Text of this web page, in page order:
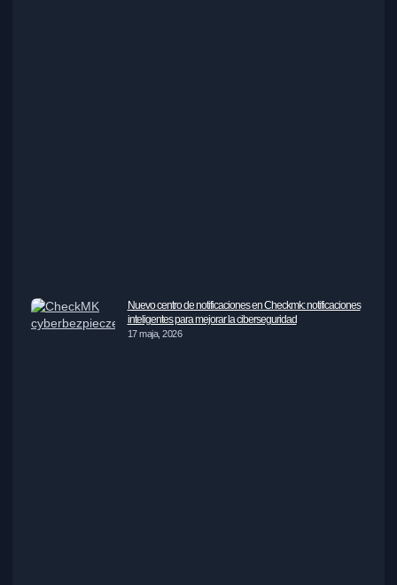
Nuevo centro de notificaciones en Checkmk: notificaciones
inteligentes para mejorar la ciberseguridad
17 maja, 2026